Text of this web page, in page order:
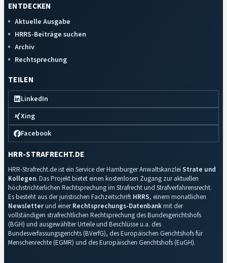
ENTDECKEN
Aktuelle Ausgabe
HRRS-Beiträge suchen
Archiv
Rechtsprechung
TEILEN
LinkedIn
Xing
Facebook
HRR-STRAFRECHT.DE
HRR-Strafrecht.de ist ein Service der Hamburger Anwaltskanzlei Strate und
Kollegen. Das Projekt bietet einen kostenlosen Zugang zur aktuellen
höchstrichterlichen Rechtsprechung im Strafrecht und Strafverfahrensrecht.
Es besteht aus der juristischen Fachzeitschrift HRRS, einem monatlichen
Newsletterund einerRechtsprechungs-Datenbankmit der
vollständigen strafrechtlichen Rechtsprechung des Bundesgerichtshofs
(BGH) und ausgewählter Urteile und Beschlüsse u.a. des
Bundesverfassungsgerichts (BVerfG), des Europäischen Gerichtshofs für
Menschenrechte (EGMR) und des Europäischen Gerichtshofs (EuGH).